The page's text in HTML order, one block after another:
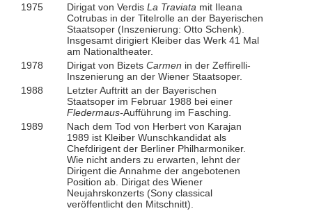
1975
Dirigat von Verdis La Traviatamit Ileana
Cotrubas in der Titelrolle an der Bayerischen
Staatsoper (Inszenierung: Otto Schenk).
Insgesamt dirigiert Kleiber das Werk 41 Mal
am Nationaltheater.
1978
Dirigat von Bizets Carmen in der Zeffirelli-
Inszenierung an der Wiener Staatsoper.
1988
Letzter Auftritt an der Bayerischen
Staatsoper im Februar 1988 bei einer
Fledermaus-Aufführung im Fasching.
1989
Nach dem Tod von Herbert von Karajan
1989 ist Kleiber Wunschkandidat als
Chefdirigent der Berliner Philharmoniker.
Wie nicht anders zu erwarten, lehnt der
Dirigent die Annahme der angebotenen
Position ab. Dirigat des Wiener
Neujahrskonzerts (Sony classical
veröffentlicht den Mitschnitt).